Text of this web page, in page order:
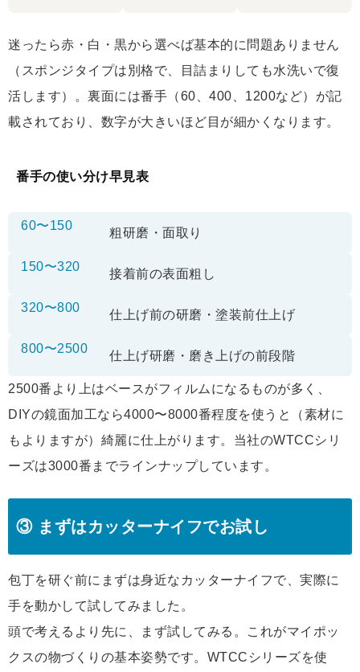
迷ったら赤・白・黒から選べば基本的に問題ありません
（スポンジタイプは別格で、目詰まりしても水洗いで復
活します）。裏面には番手（60、400、1200など）が記
載されており、数字が大きいほど目が細かくなります。
番手の使い分け早見表
60〜150
粗研磨・面取り
150〜320
接着前の表面粗し
320〜800
仕上げ前の研磨・塗装前仕上げ
800〜2500
仕上げ研磨・磨き上げの前段階
2500番より上はベースがフィルムになるものが多く、
DIYの鏡面加工なら4000〜8000番程度を使うと（素材に
もよりますが）綺麗に仕上がります。当社のWTCCシリ
ーズは3000番までラインナップしています。
③ まずはカッターナイフでお試し
包丁を研ぐ前にまずは身近なカッターナイフで、実際に
手を動かして試してみました。
頭で考えるより先に、まず試してみる。これがマイポッ
クスの物づくりの基本姿勢です。WTCCシリーズを使